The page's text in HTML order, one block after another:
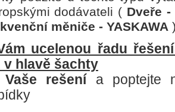
dodávateli ( Dveře -
měniče - YASKAWA
ucelenou řadu
hlavě šachty
Vaše rešení a poptejte